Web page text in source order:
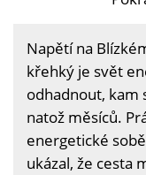
Napětí na
křehký je svět
odhadnout, kam
natož měsíců.
energetické
ukázal, že cesta